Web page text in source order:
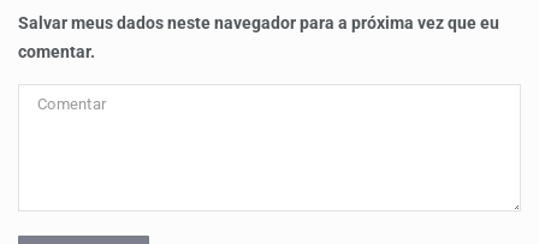
Salvar meus dados neste navegador para a próxima vez que eu
comentar.